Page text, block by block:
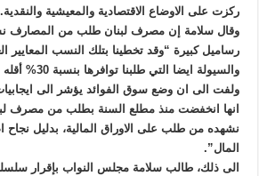
ركزت على الاوضاع الاقتصادية والمعيشية والنقدية.
وقال سلامة إن مصرف لبنان طلب من المصارف
رساميل كبيرة “وقد تخطينا بتلك النسب المعايير
والسيولة ايضا
ولفت الى ان وضع سوق الفوائد يؤشر الى
انها انخفضت منذ مطلع السنة بطلب من مصرف
نشهده من طلب على الاوراق المالية، بدليل نجاح
المال”.
الى ذلك، طالب سلامة مجلس النواب بإقرار سلسلة